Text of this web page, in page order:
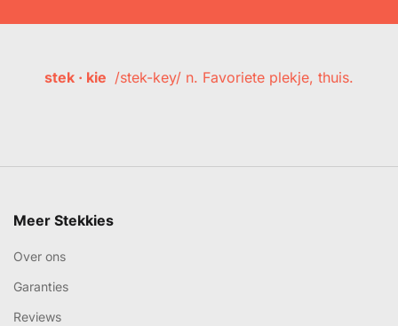
stek · kie /stek-key/ n. Favoriete plekje, thuis.
Meer Stekkies
Over ons
Garanties
Reviews